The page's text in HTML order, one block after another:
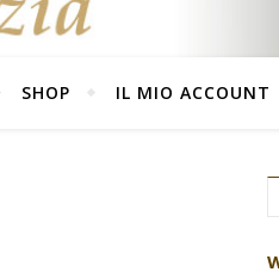
SHOP IL MIO ACCOUNT